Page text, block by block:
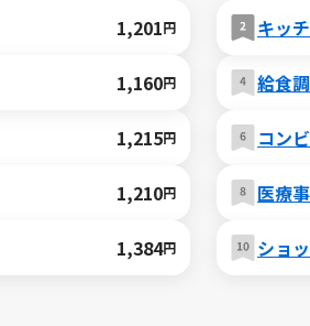
1,201円 キッ
1,160円 給食
1,215円 コン
1,210円 医療
1,384円 ショ